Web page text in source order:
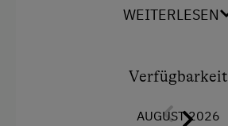
Balkon/Terrasse
WEITERLESEN
Verfügbarkeit
AUGUST 2026